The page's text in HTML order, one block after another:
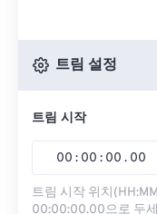
트림 설정
트림 시작
00 : 00 : 00 . 00
트림 시작 위치
00:00:00.00으로 두